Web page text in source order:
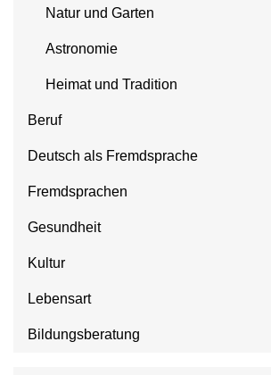
Natur und Garten
Astronomie
Heimat und Tradition
Beruf
Deutsch als Fremdsprache
Fremdsprachen
Gesundheit
Kultur
Lebensart
Bildungsberatung